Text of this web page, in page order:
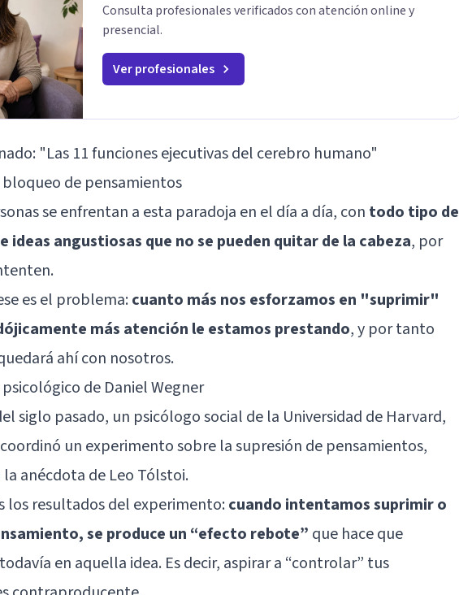
Consulta profesionales verificados con atención online y
presencial.
Ver profesionales
"Las 11 funciones ejecutivas del cerebro humano"
de pensamientos
se enfrentan a esta paradoja en el día a día, con todo tipo de
ideas angustiosas que no se pueden quitar de la cabeza, por
es el problema:cuanto más nos esforzamos en "suprimir"
más atención le estamos prestando, y por tanto
ahí con nosotros.
de Daniel Wegner
siglo pasado, un psicólogo social de la Universidad de Harvard,
un experimento sobre la supresión de pensamientos,
anécdota de Leo Tólstoi.
los resultados del experimento:cuando intentamos suprimir o
se produce un “efecto rebote” que hace que
en aquella idea. Es decir, aspirar a “controlar” tus